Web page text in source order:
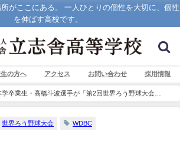
がここにある。 一人ひとりの個性を大切に、個性
を伸ばす高校です。
の方へ アクセス お問い合わせ 採用情報
学卒業生・高橋斗波選手が「第2回世界ろう野球大会
内定！
世界ろう野球大会 WDBC